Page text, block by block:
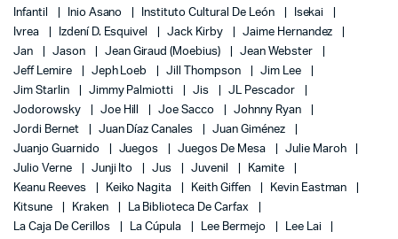
Infantil
Inio Asano Instituto Cultural De León
Isekai
Ivrea
Izdení D. Esquivel Jack Kirby
Jaime Hernandez
Jan
Jason Jean Giraud (Moebius)
Jean Webster
Jeff Lemire
Jeph Loeb Jill Thompson
Jim Lee
Jim Starlin
Jimmy Palmiotti Jis
JL Pescador
Jodorowsky
Joe Hill Joe Sacco
Johnny Ryan
Jordi Bernet
Juan Díaz Canales
Juan Giménez
Juanjo Guarnido
Juegos Juegos De Mesa
Julie Maroh
Julio Verne
Junji Ito Jus Juvenil
Kamite
Keanu Reeves
Keiko Nagita Keith Giffen
Kevin Eastman
Kitsune
Kraken
La Biblioteca De Carfax
La Caja De Cerillos
La Cúpula Lee Bermejo
Lee Lai